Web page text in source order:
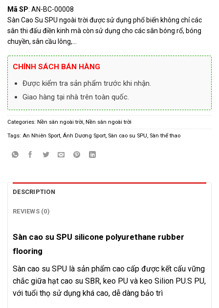
Mã SP: AN-BC-00008
Sàn Cao Su SPU ngoài trời được sử dụng phổ biến không chỉ các
sân thi đấu điền kinh mà còn sử dụng cho các sân bóng rổ, bóng
chuyền, sân cầu lông,…
CHÍNH SÁCH BÁN HÀNG
Được kiểm tra sản phẩm trước khi nhận.
Giao hàng tại nhà trên toàn quốc.
Categories: Nền sân ngoài trời, Nền sân ngoài trời
Tags: An Nhiên Sport, Ánh Dương Sport, Sàn cao su SPU, Sàn thể thao
DESCRIPTION
REVIEWS (0)
Sàn cao su SPU silicone polyurethane rubber
flooring
Sàn cao su SPU là sản phẩm cao cấp được kết cấu vững
chắc giữa hạt cao su SBR, keo PU và keo Silion PU.S PU,
với tuổi thọ sử dụng khá cao, dễ dàng bảo trì